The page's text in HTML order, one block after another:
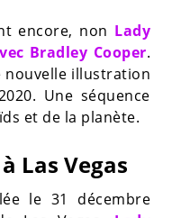
encore, non Lady
Bradley Cooper.
nouvelle illustration
Une séquence
et de la planète.
Las Vegas
le 31 décembre